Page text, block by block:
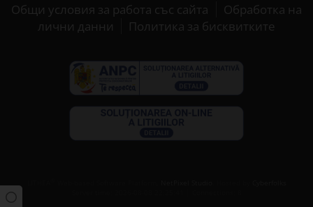
Общи условия за работа със сайта
Обработка на
лични данни
Политика за бисквитките